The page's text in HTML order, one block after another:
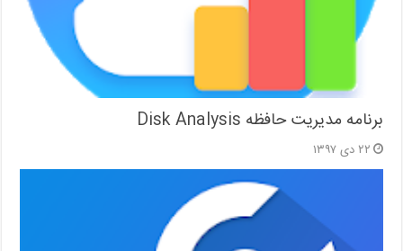
برنامه مدیریت حافظه Disk Analysis
۲۲ دی ۱۳۹۷